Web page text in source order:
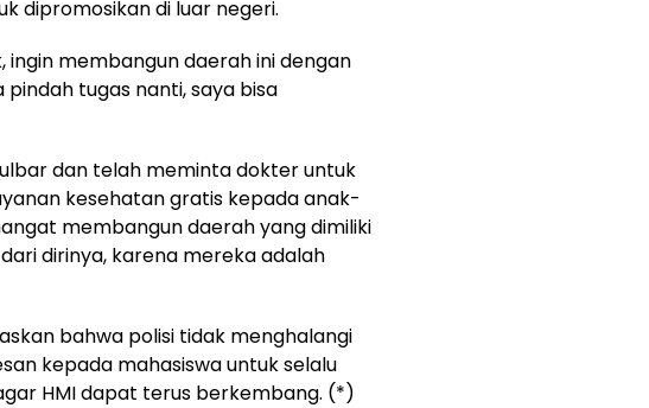
dipromosikan di luar negeri.
ingin membangun daerah ini dengan
tugas nanti, saya bisa
dan telah meminta dokter untuk
kesehatan gratis kepada anak-
membangun daerah yang dimiliki
dirinya, karena mereka adalah
bahwa polisi tidak menghalangi
kepada mahasiswa untuk selalu
HMI dapat terus berkembang. (*)